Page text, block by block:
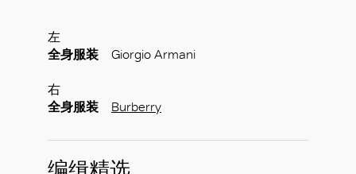
左
全身服装 Giorgio Armani
右
全身服装
Burberry